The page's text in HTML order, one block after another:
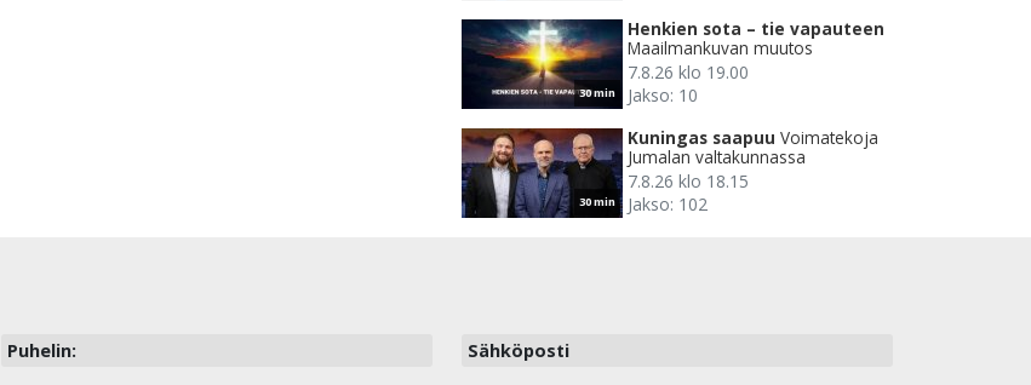
30 min
Henkien sota – tie vapauteen
Maailmankuvan muutos
7.8.26 klo 19.00
Jakso: 10
30 min
Kuningas saapuu Voimatekoja
Jumalan valtakunnassa
7.8.26 klo 18.15
Jakso: 102
Puhelin: Sähköposti